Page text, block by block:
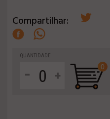
Compartilhar:
QUANTIDADE
- +
0